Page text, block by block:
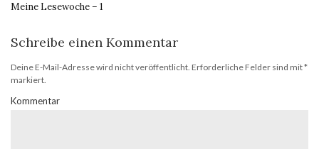
Meine Lesewoche – 1
Schreibe einen Kommentar
Deine E-Mail-Adresse wird nicht veröffentlicht. Erforderliche Felder sind mit*
markiert.
Kommentar